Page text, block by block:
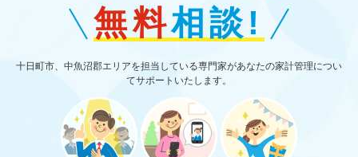
無料相談!
十日町市、中魚沼郡エリアを担当している専門家があなたの家計管理につい
てサポートいたします。